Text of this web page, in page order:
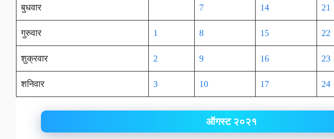
बुधवार 7 14 21
गुरुवार 1 8 15 22
शुक्रवार 2 9 16 23
शनिवार 3 10 17 24
ऑगस्ट २०२१